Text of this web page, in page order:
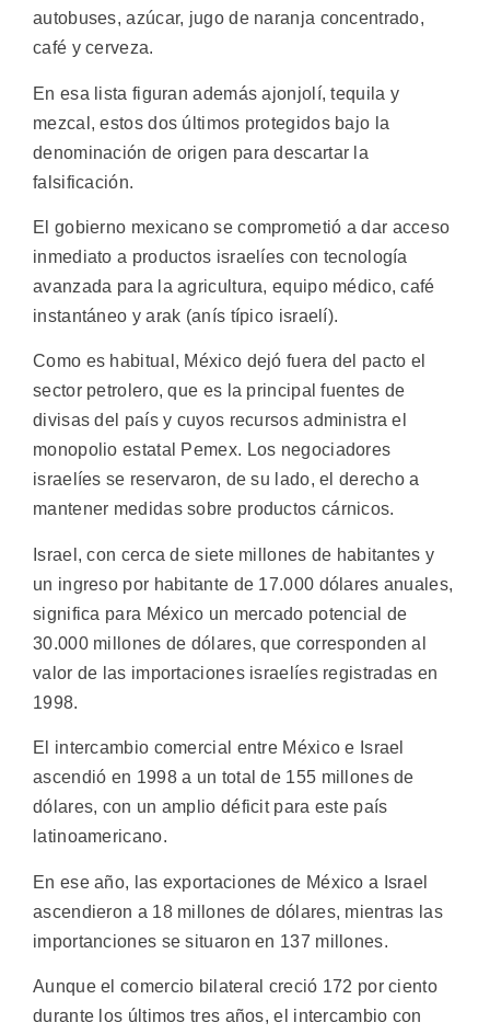
autobuses, azúcar, jugo de naranja concentrado,
café y cerveza.
En esa lista figuran además ajonjolí, tequila y
mezcal, estos dos últimos protegidos bajo la
denominación de origen para descartar la
falsificación.
El gobierno mexicano se comprometió a dar acceso
inmediato a productos israelíes con tecnología
avanzada para la agricultura, equipo médico, café
instantáneo y arak (anís típico israelí).
Como es habitual, México dejó fuera del pacto el
sector petrolero, que es la principal fuentes de
divisas del país y cuyos recursos administra el
monopolio estatal Pemex. Los negociadores
israelíes se reservaron, de su lado, el derecho a
mantener medidas sobre productos cárnicos.
Israel, con cerca de siete millones de habitantes y
un ingreso por habitante de 17.000 dólares anuales,
significa para México un mercado potencial de
30.000 millones de dólares, que corresponden al
valor de las importaciones israelíes registradas en
1998.
El intercambio comercial entre México e Israel
ascendió en 1998 a un total de 155 millones de
dólares, con un amplio déficit para este país
latinoamericano.
En ese año, las exportaciones de México a Israel
ascendieron a 18 millones de dólares, mientras las
importanciones se situaron en 137 millones.
Aunque el comercio bilateral creció 172 por ciento
durante los últimos tres años, el intercambio con